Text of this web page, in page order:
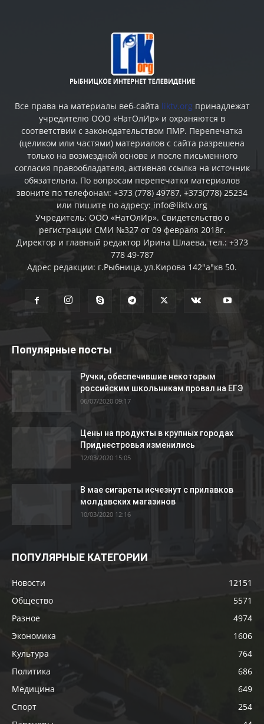
Все права на материалы веб-сайта liktv.org принадлежат
учредителю ООО «НатОлИр» и охраняются в
соответствии с законодательством ПМР. Перепечатка
(целиком или частями) материалов c сайта разрешена
только на возмездной основе и после письменного
согласия правообладателя, активная ссылка на источник
обязательна. По вопросам перепечатки материалов
звоните по телефонам: +373 (778) 49787, +373(778) 25234
или пишите по адресу: info@liktv.org
Учредитель: ООО «НатОлИр». Свидетельство о
регистрации СМИ №327 от 09 февраля 2018г.
Директор и главный редактор Ирина Шлаева, тел.: +373
778 49-787
Адрес редакции: г.Рыбница, ул.Кирова 142"а"кв 50.
Популярные посты
Ручки, обеспечившие некоторым
российским школьникам провал на ЕГЭ
06/07/2020 09:17
Цены на продукты в крупных городах
Приднестровья изменились
12/03/2020 15:05
В мае сигареты исчезнут с прилавков
молдавских магазинов
10/03/2020 12:16
ПОПУЛЯРНЫЕ КАТЕГОРИИ
Новости
12151
Общество
5571
Разное
4974
Экономика
1606
Культура
764
Политика
686
Медицина
649
Спорт
254